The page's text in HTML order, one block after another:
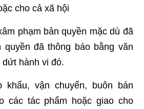
cho cả xã hội
phạm bản quyền mặc dù đã
đã thông báo bằng văn
dứt hành vi đó.
khẩu, vận chuyển, buôn bán
các tác phẩm hoặc giao cho